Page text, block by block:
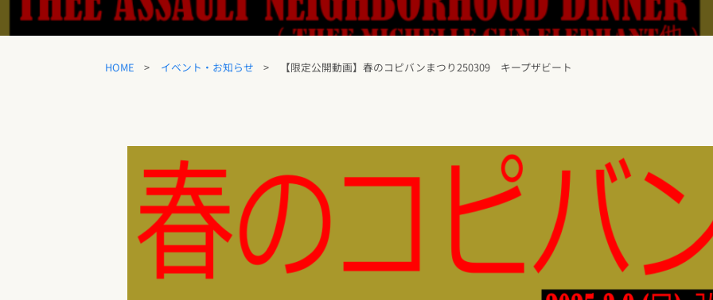
HOME > イベント・お知らせ > 【限定公開動画】春のコピバンまつり250309 キープザビート